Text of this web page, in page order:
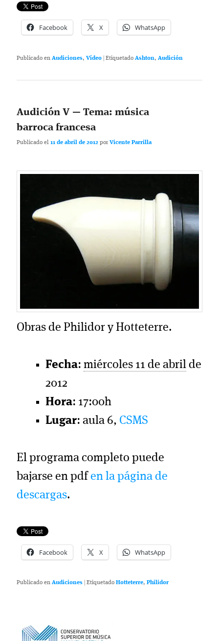
Facebook X WhatsApp
Publicado en Audiciones,Vídeo |Etiquetado Ashton,Audición
Audición V — Tema: música
barroca francesa
Publicado el11 de abril de 2012 porVicente Parrilla
Obras de Philidor y Hotteterre.
Fecha:miércoles 11 de abril de
2012
Hora: 17:00h
Lugar: aula 6, CSMS
El programa completo puede
bajarse en pdfen la página de
descargas.
Facebook X WhatsApp
Publicado en Audiciones |Etiquetado Hotteterre,Philidor